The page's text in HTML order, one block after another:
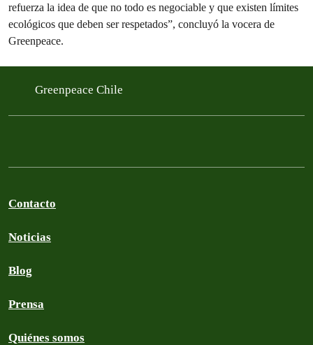
refuerza la idea de que no todo es negociable y que existen límites
ecológicos que deben ser respetados”, concluyó la vocera de
Greenpeace.
Greenpeace Chile
Contacto
Noticias
Blog
Prensa
Quiénes somos